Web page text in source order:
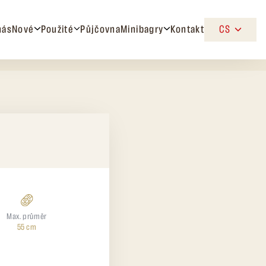
Nové Použité PůjčovnaMinibagry Kontakt CS
Max. průměr
55 cm